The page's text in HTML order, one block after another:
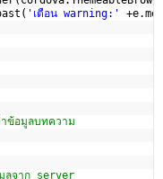
'เตือน warning:'
ข้อมูลบทความ
ลจาก server